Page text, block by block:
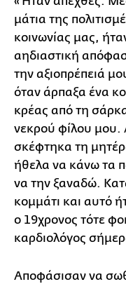
μάτια της
κοινωνίας μας,
αηδιαστική
την αξιοπρέπειά
όταν άρπαξα ένα
κρέας από τη
νεκρού φίλου μου.
σκέφτηκα τη
ήθελα να κάνω τα
να την ξαναδώ.
κομμάτι και αυτό
ο 19χρονος τότε
καρδιολόγος
Αποφάσισαν να